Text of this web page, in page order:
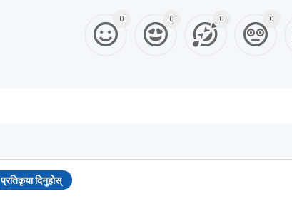
0 0 0 0
प्रतिकृया दिनुहोस्